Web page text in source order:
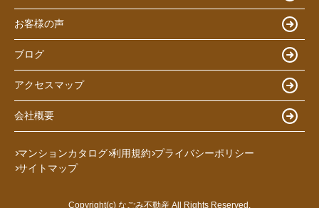
お客様の声
ブログ
アクセスマップ
会社概要
マンションカタログ 利用規約 プライバシーポリシー
サイトマップ
Copyright(c) なごみ不動産 All Rights Reserved.